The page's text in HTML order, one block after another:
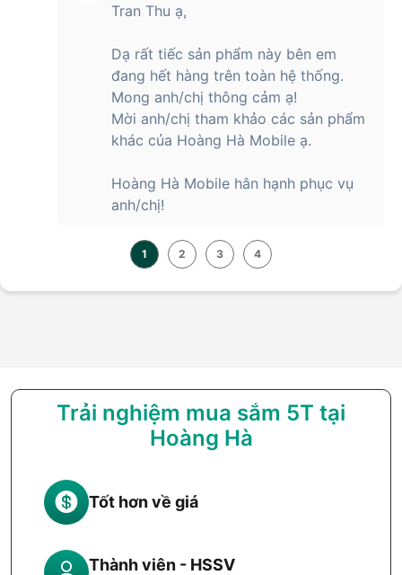
Tran Thu ạ,
Dạ rất tiếc sản phẩm này bên em
đang hết hàng trên toàn hệ thống.
Mong anh/chị thông cảm ạ!
Mời anh/chị tham khảo các sản phẩm
khác của Hoàng Hà Mobile ạ.
Hoàng Hà Mobile hân hạnh phục vụ
anh/chị!
1 2 3 4
Trải nghiệm mua sắm 5T tại
Hoàng Hà
Tốt hơn về giá
Thành viên - HSSV